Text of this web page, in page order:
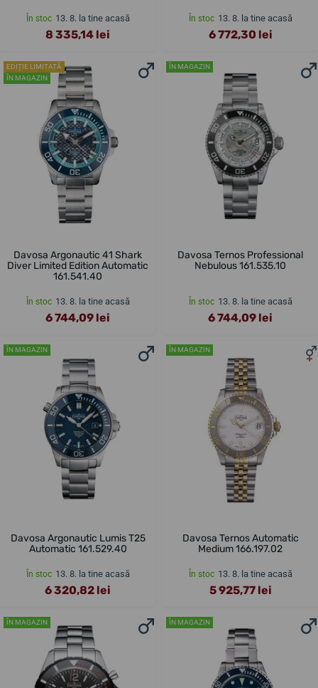
În stoc 13. 8. la tine acasă
8 335,14 lei
În stoc 13. 8. la tine acasă
6 772,30 lei
EDIȚIE LIMITATĂ
ÎN MAGAZIN
Davosa Argonautic 41 Shark
Diver Limited Edition Automatic
161.541.40
În stoc 13. 8. la tine acasă
6 744,09 lei
ÎN MAGAZIN
Davosa Ternos Professional
Nebulous 161.535.10
În stoc 13. 8. la tine acasă
6 744,09 lei
ÎN MAGAZIN
Davosa Argonautic Lumis T25
Automatic 161.529.40
În stoc 13. 8. la tine acasă
6 320,82 lei
ÎN MAGAZIN
Davosa Ternos Automatic
Medium 166.197.02
În stoc 13. 8. la tine acasă
5 925,77 lei
ÎN MAGAZIN ÎN MAGAZIN